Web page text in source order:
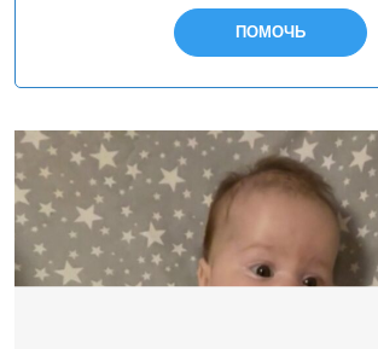
ПОМОЧЬ